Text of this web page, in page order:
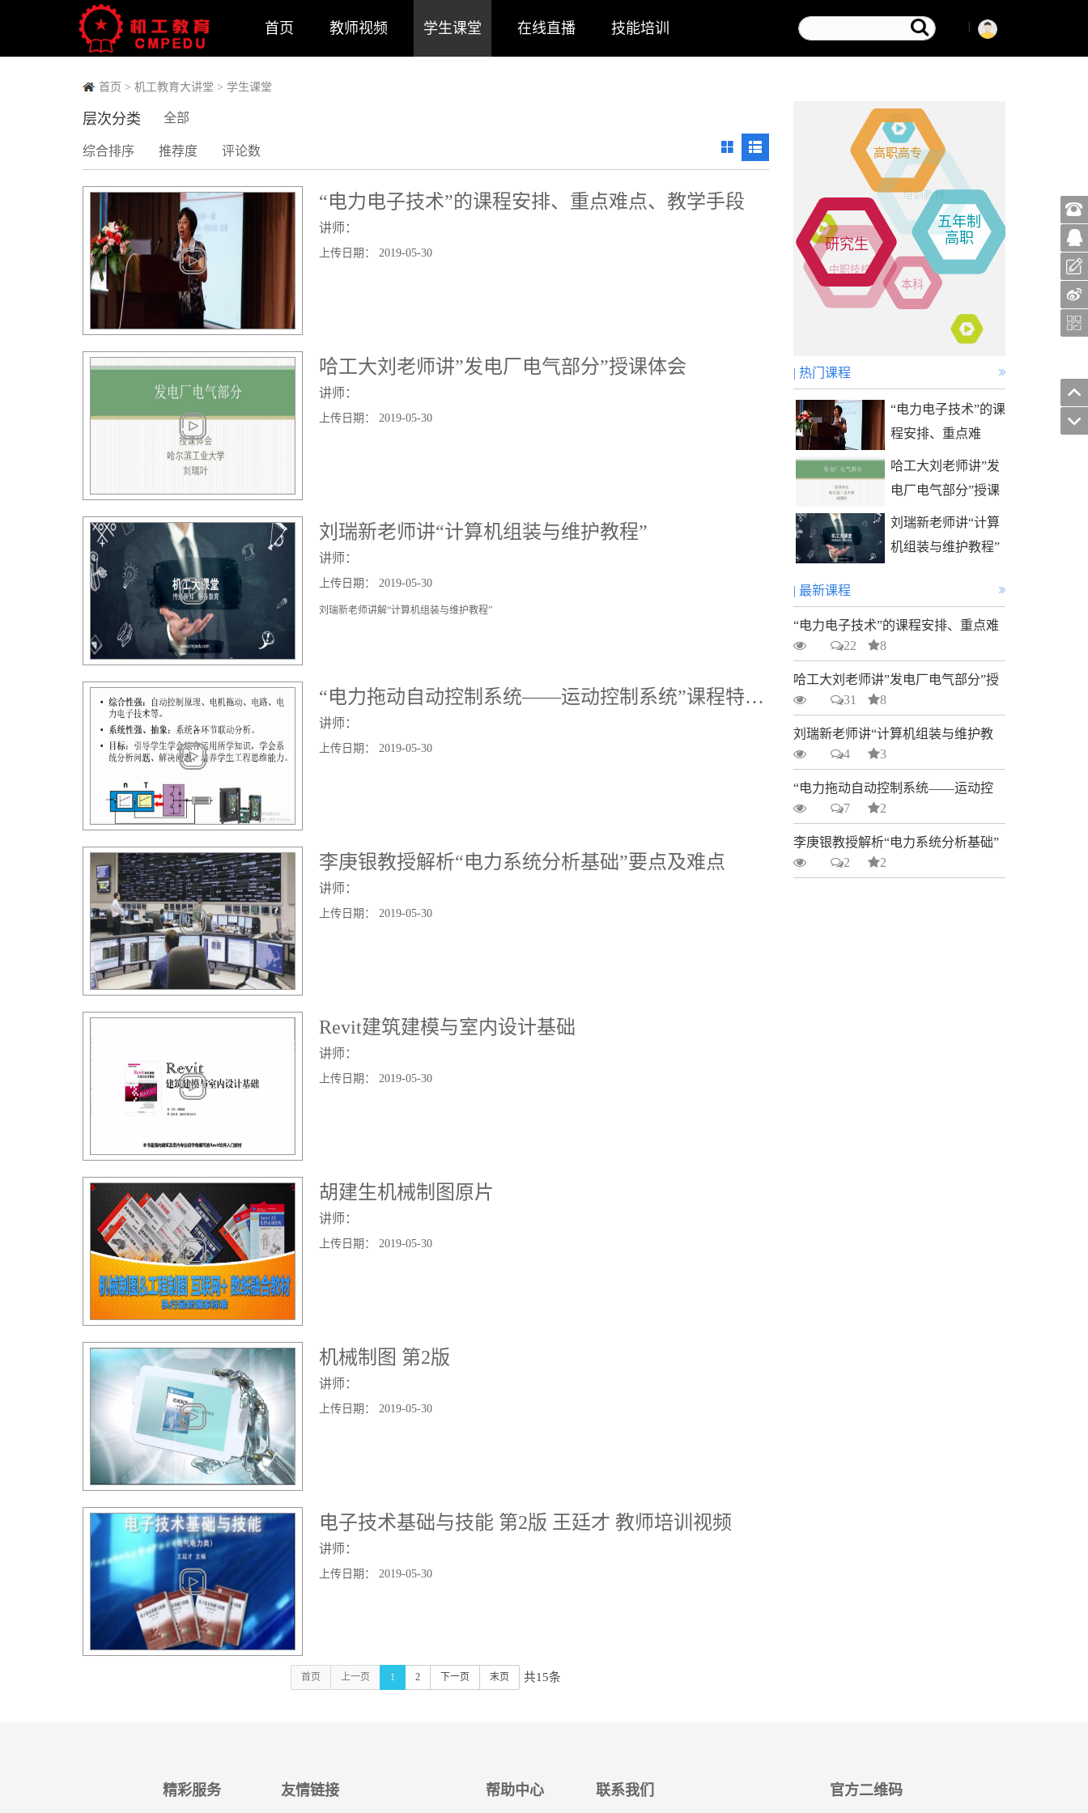
首页 教师视频 学生课堂 在线直播 技能培训
首页 > 机工教育大讲堂 > 学生课堂
层次分类 全部
综合排序 推荐度 评论数
“电力电子技术”的课程安排、重点难点、教学手段
讲师：
上传日期： 2019-05-30
哈工大刘老师讲”发电厂电气部分”授课体会
讲师：
上传日期： 2019-05-30
刘瑞新老师讲“计算机组装与维护教程”
讲师：
上传日期： 2019-05-30
刘瑞新老师讲解“计算机组装与维护教程”
“电力拖动自动控制系统——运动控制系统”课程特点及教学重难点解析
讲师：
上传日期： 2019-05-30
李庚银教授解析“电力系统分析基础”要点及难点
讲师：
上传日期： 2019-05-30
Revit建筑建模与室内设计基础
讲师：
上传日期： 2019-05-30
胡建生机械制图原片
讲师：
上传日期： 2019-05-30
机械制图 第2版
讲师：
上传日期： 2019-05-30
电子技术基础与技能 第2版 王廷才 教师培训视频
讲师：
上传日期： 2019-05-30
首页 上一页 1 2 下一页 末页 共15条
研究生
中职技校
本科
五年制
高职
高职高专
培训教材
| 热门课程
“电力电子技术”的课
程安排、重点难
点、教学手段
哈工大刘老师讲”发
电厂电气部分”授课
体会
刘瑞新老师讲“计算
机组装与维护教程”
| 最新课程
“电力电子技术”的课程安排、重点难
点、教学手段
4198
22 8
哈工大刘老师讲”发电厂电气部分”授
课体会
3221
31 8
刘瑞新老师讲“计算机组装与维护教
程”
2923
4 3
“电力拖动自动控制系统——运动控
制系统”课程特点及教学重难点解析
2547
7 2
李庚银教授解析“电力系统分析基础”
要点及难点
2058
2 2
精彩服务 友情链接 帮助中心 联系我们 官方二维码